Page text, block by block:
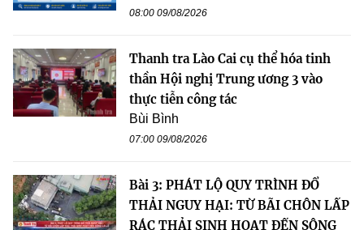
08:00 09/08/2026
Thanh tra Lào Cai cụ thể hóa tinh
thần Hội nghị Trung ương 3 vào
thực tiễn công tác
Bùi Bình
07:00 09/08/2026
Bài 3: PHÁT LỘ QUY TRÌNH ĐỔ
THẢI NGUY HẠI: TỪ BÃI CHÔN LẤP
RÁC THẢI SINH HOẠT ĐẾN SÔNG